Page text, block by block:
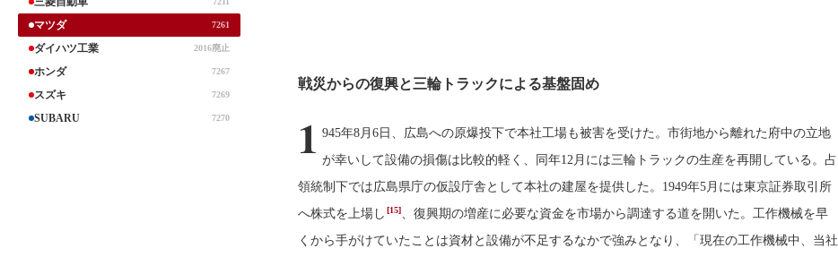
マツダ 7261
ダイハツ工業 2016廃止
ホンダ 7267
スズキ 7269
SUBARU 7270
戦災からの復興と三輪トラックによる基盤固め
1 945年8月6日、広島への原爆投下で本社工場も被害を受けた。市街地から離れた府中の立地
が幸いして設備の損傷は比較的軽く、同年12月には三輪トラックの生産を再開している。占
領統制下では広島県庁の仮設庁舎として本社の建屋を提供した。1949年5月には東京証券取引所
へ株式を上場し [15]、復興期の増産に必要な資金を市場から調達する道を開いた。工作機械を早
くから手がけていたことは資材と設備が不足するなかで強みとなり、「現在の工作機械中、当社